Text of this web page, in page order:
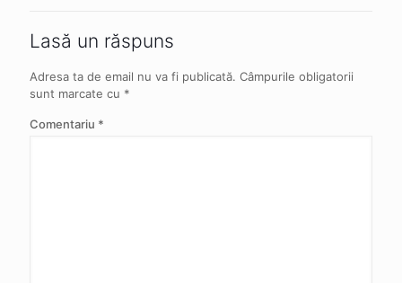
Lasă un răspuns
Adresa ta de email nu va fi publicată. Câmpurile obligatorii
sunt marcate cu *
Comentariu *